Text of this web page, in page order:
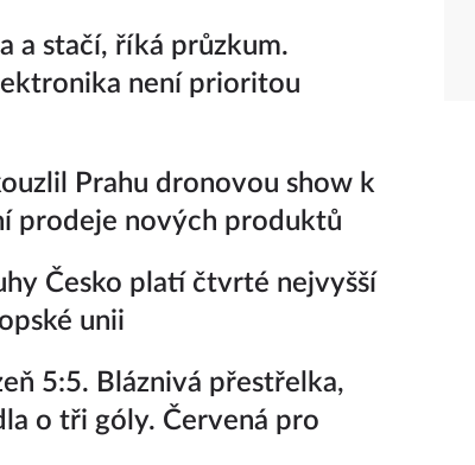
a stačí, říká průzkum.
není prioritou
Prahu dronovou show k
prodeje nových produktů
Česko platí čtvrté nejvyšší
unii
5:5. Bláznivá přestřelka,
o tři góly. Červená pro